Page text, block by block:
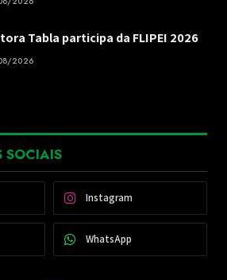
Tabla participa da FLIPEI 2026
2026
SOCIAIS
Instagram
WhatsApp